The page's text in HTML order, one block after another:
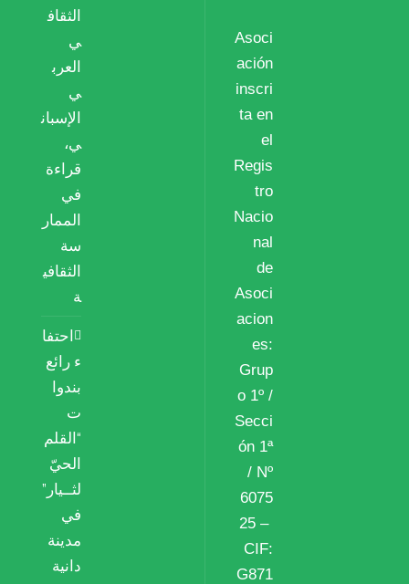
الثقاف
ي
العرب
ي
الإسبان
ي،
قراءة
في
الممار
سة
الثقافي
ة
احتفا
ء رائع
بندوا
ت
“القلم
الحيّ
لثــيار”
في
مدينة
دانية
Asoci
ación
inscri
ta en
el
Regis
tro
Nacio
nal
de
Asoci
acion
es:
Grup
o 1º /
Secci
ón 1ª
/ Nº
6075
25 –
CIF:
G871